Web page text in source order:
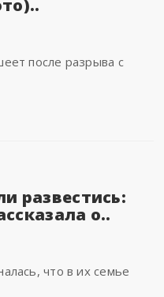
после разрыва с
развестись:
о..
что в их семье